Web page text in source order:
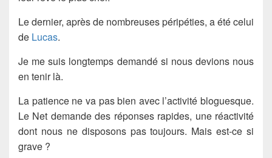
Le dernier, après de nombreuses péripéties, a été celui
de Lucas.
Je me suis longtemps demandé si nous devions nous
en tenir là.
La patience ne va pas bien avec l’activité bloguesque.
Le Net demande des réponses rapides, une réactivité
dont nous ne disposons pas toujours. Mais est-ce si
grave ?